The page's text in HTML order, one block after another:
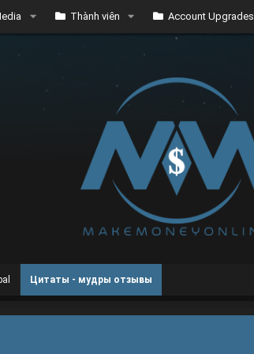
Thành viên Account Upgrades
Цитаты - мудры отзывы